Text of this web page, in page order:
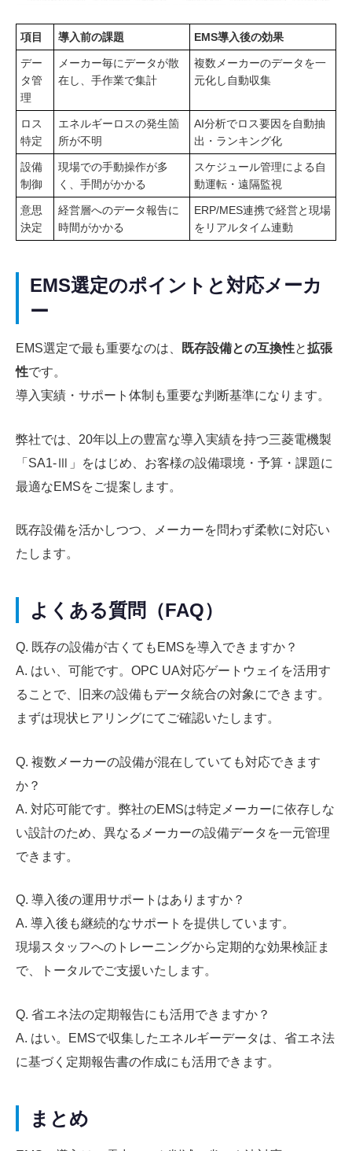
項目 導入前の課題 EMS導入後の効果
デー
タ管
理
メーカー毎にデータが散
在し、手作業で集計
複数メーカーのデータを一
元化し自動収集
ロス
特定
エネルギーロスの発生箇
所が不明
AI分析でロス要因を自動抽
出・ランキング化
設備
制御
現場での手動操作が多
く、手間がかかる
スケジュール管理による自
動運転・遠隔監視
意思
決定
経営層へのデータ報告に
時間がかかる
ERP/MES連携で経営と現場
をリアルタイム連動
EMS選定のポイントと対応メーカ
ー
EMS選定で最も重要なのは、 既存設備との互換性と拡張
性です。
導入実績・サポート体制も重要な判断基準になります。
弊社では、20年以上の豊富な導入実績を持つ三菱電機製
「SA1-Ⅲ」をはじめ、お客様の設備環境・予算・課題に
最適なEMSをご提案します。
既存設備を活かしつつ、メーカーを問わず柔軟に対応い
たします。
よくある質問（FAQ）
Q. 既存の設備が古くてもEMSを導入できますか？
A. はい、可能です。OPC UA対応ゲートウェイを活用す
ることで、旧来の設備もデータ統合の対象にできます。
まずは現状ヒアリングにてご確認いたします。
Q. 複数メーカーの設備が混在していても対応できます
か？
A. 対応可能です。弊社のEMSは特定メーカーに依存しな
い設計のため、異なるメーカーの設備データを一元管理
できます。
Q. 導入後の運用サポートはありますか？
A. 導入後も継続的なサポートを提供しています。
現場スタッフへのトレーニングから定期的な効果検証ま
で、トータルでご支援いたします。
Q. 省エネ法の定期報告にも活用できますか？
A. はい。EMSで収集したエネルギーデータは、省エネ法
に基づく定期報告書の作成にも活用できます。
まとめ